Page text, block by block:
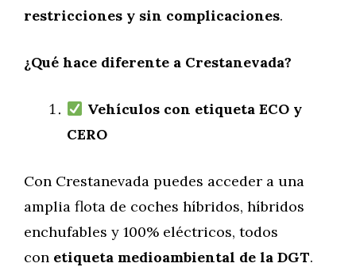
restricciones y sin complicaciones.
¿Qué hace diferente a Crestanevada?
Vehículos con etiqueta ECO y
CERO
Con Crestanevada puedes acceder a una
amplia flota de coches híbridos, híbridos
enchufables y 100% eléctricos, todos
con etiqueta medioambiental de la DGT.